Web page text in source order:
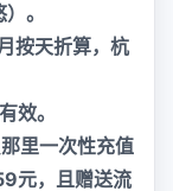
。
按天折算，杭
效。
里一次性充值
元，且赠送流